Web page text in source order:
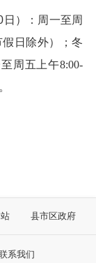
）：周一至周
假日除外）； 冬
周五 上午8:00-
县市区政府
系我们